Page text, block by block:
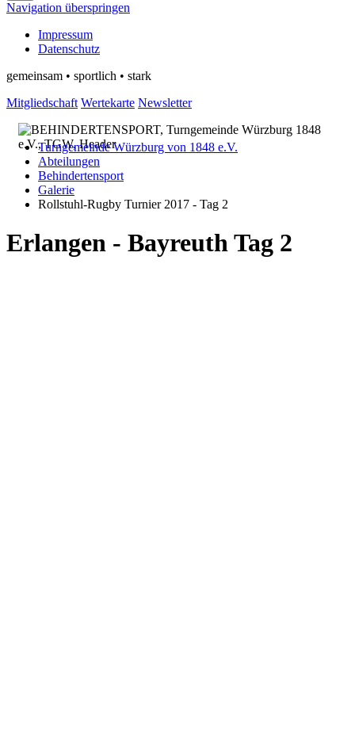
Navigation überspringen
Impressum
Datenschutz
gemeinsam • sportlich • stark
Mitgliedschaft Wertekarte Newsletter
Turngemeinde Würzburg von 1848 e.V.
Abteilungen
Behindertensport
Galerie
Rollstuhl-Rugby Turnier 2017 - Tag 2
Erlangen - Bayreuth Tag 2